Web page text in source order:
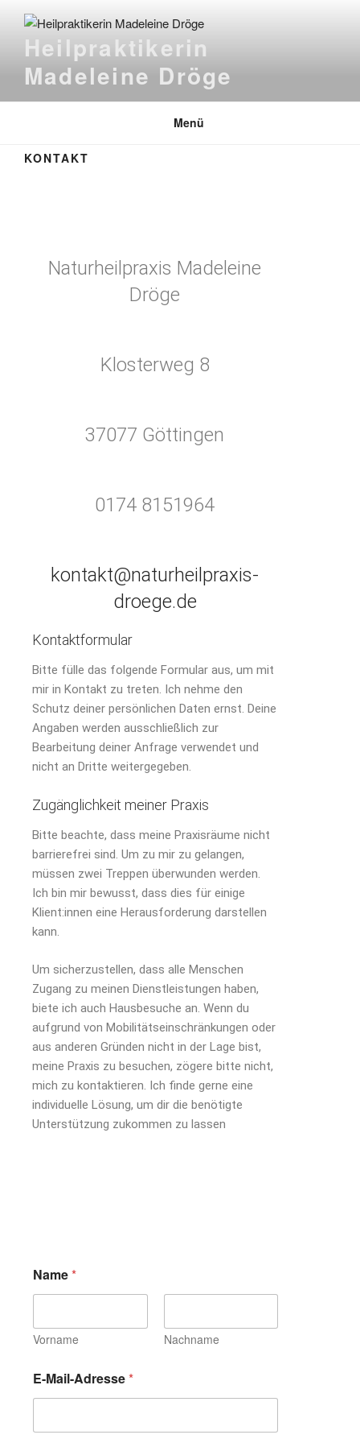
Heilpraktikerin
Madeleine Dröge
Menü
KONTAKT
Naturheilpraxis Madeleine
Dröge
Klosterweg 8
37077 Göttingen
0174 8151964
kontakt@naturheilpraxis-
droege.de
Kontaktformular
Bitte fülle das folgende Formular aus, um mit
mir in Kontakt zu treten. Ich nehme den
Schutz deiner persönlichen Daten ernst. Deine
Angaben werden ausschließlich zur
Bearbeitung deiner Anfrage verwendet und
nicht an Dritte weitergegeben.
Zugänglichkeit meiner Praxis
Bitte beachte, dass meine Praxisräume nicht
barrierefrei sind. Um zu mir zu gelangen,
müssen zwei Treppen überwunden werden.
Ich bin mir bewusst, dass dies für einige
Klient:innen eine Herausforderung darstellen
kann.
Um sicherzustellen, dass alle Menschen
Zugang zu meinen Dienstleistungen haben,
biete ich auch Hausbesuche an. Wenn du
aufgrund von Mobilitätseinschränkungen oder
aus anderen Gründen nicht in der Lage bist,
meine Praxis zu besuchen, zögere bitte nicht,
mich zu kontaktieren. Ich finde gerne eine
individuelle Lösung, um dir die benötigte
Unterstützung zukommen zu lassen
Name*
Vorname Nachname
E-Mail-Adresse*